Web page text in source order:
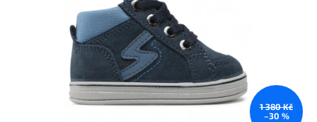
1 380 Kč
–30 %